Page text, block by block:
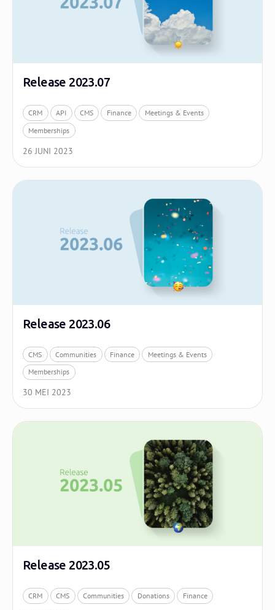
Release 2023.07
CRM API CMS Finance
Meetings & Events
Memberships
26 JUNI 2023
Release 2023.06
CMS Communities Finance
Meetings & Events
Memberships
30 MEI 2023
Release 2023.05
CRM CMS Communities Donations Finance